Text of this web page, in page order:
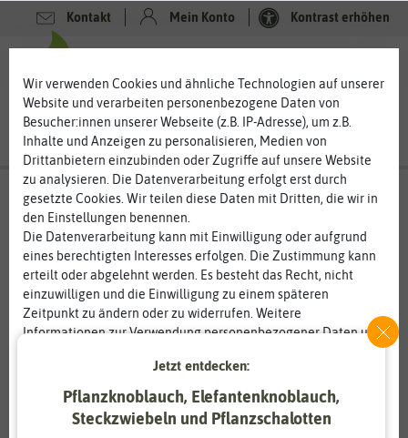
Kontakt Mein Konto Kontrast erhöhen
Wir verwenden Cookies und ähnliche Technologien auf unserer
Website und verarbeiten personenbezogene Daten von
Besucher:innen unserer Webseite (z.B. IP-Adresse), um z.B.
Inhalte und Anzeigen zu personalisieren, Medien von
Drittanbietern einzubinden oder Zugriffe auf unsere Website
zu analysieren. Die Datenverarbeitung erfolgt erst durch
gesetzte Cookies. Wir teilen diese Daten mit Dritten, die wir in
den Einstellungen benennen.
Die Datenverarbeitung kann mit Einwilligung oder aufgrund
eines berechtigten Interesses erfolgen. Die Zustimmung kann
erteilt oder abgelehnt werden. Es besteht das Recht, nicht
einzuwilligen und die Einwilligung zu einem späteren
Zeitpunkt zu ändern oder zu widerrufen. Weitere
Informationen zur Verwendung personenbezogener Daten und
Essenziell Statistik
Zahlungsdienstleister Marketing
Jetzt entdecken:
Pflanzknoblauch, Elefantenknoblauch,
Steckzwiebeln und Pflanzschalotten